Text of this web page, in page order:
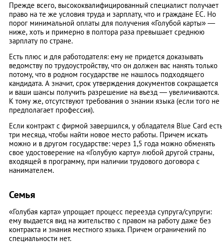
Прежде всего, высококвалифицированный специалист получает
право на те же условия труда и зарплату, что и граждане ЕС. Но
порог минимальной оплаты для получения «Голубой карты» —
ниже, хоть и примерно в полтора раза превышает среднюю
зарплату по стране.
Есть плюс и для работодателя: ему не придется доказывать
ведомству по трудоустройству, что он должен вас нанять только
потому, что в родном государстве не нашлось подходящего
кандидата. А значит, срок утверждения документов сокращается
и ваши шансы получить разрешение на въезд — увеличиваются.
К тому же, отсутствуют требования о знании языка (если того не
предполагает профессия).
Если контракт с фирмой завершился, у обладателя Blue Card
три месяца, чтобы найти новое место работы. Причем искать
можно и в другом государстве: через 1,5 года можно обменять
свое удостоверение на «Голубую карту» любой другой страны,
входящей в программу, при наличии трудового договора с
нанимателем.
Семья
«Голубая карта» упрощает процесс переезда супруга/супруги:
ему выдается вид на жительство с правом на работу даже без
контракта и знания местного языка. Причем ограничений по
специальности нет.